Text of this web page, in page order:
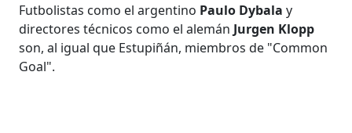
Futbolistas como el argentino Paulo Dybalay
directores técnicos como el alemán Jurgen Klopp
son, al igual que Estupiñán, miembros de "Common
Goal".